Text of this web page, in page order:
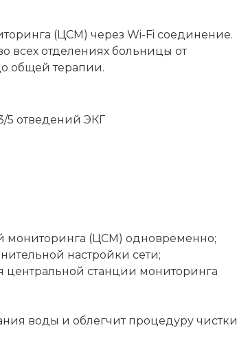
(ЦСМ) через Wi-Fi cоединение.
всех отделениях больницы от
общей терапии.
5 отведений ЭКГ
мониторинга (ЦСМ) одновременно;
настройки сети;
центральной станции мониторинга
воды и облегчит процедуру чистки